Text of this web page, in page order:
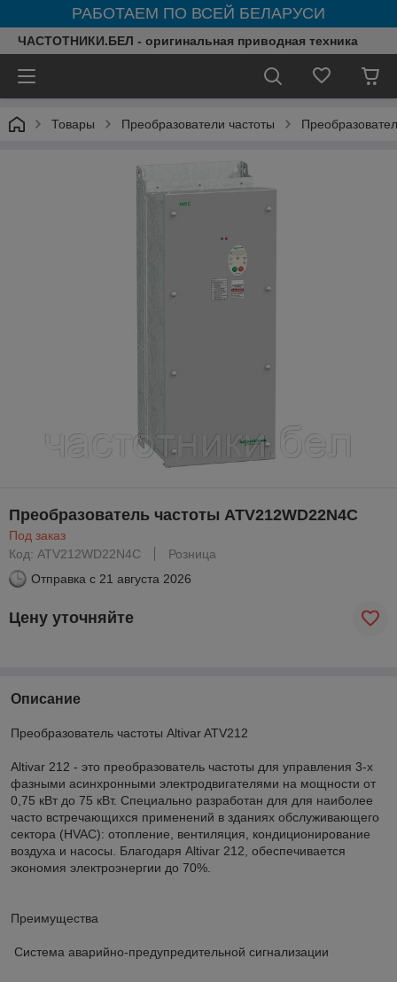
РАБОТАЕМ ПО ВСЕЙ БЕЛАРУСИ
ЧАСТОТНИКИ.БЕЛ - оригинальная приводная техника
Товары Преобразователи частоты
Преобразователь частоты ATV212WD22N4C
Под заказ
Код: ATV212WD22N4C
Розница
Отправка с 21 августа 2026
Цену уточняйте
Описание
Преобразователь частоты Altivar ATV212
Altivar 212 - это преобразователь частоты для управления 3-х
фазными асинхронными электродвигателями на мощности от
0,75 кВт до 75 кВт. Специально разработан для для наиболее
часто встречающихся применений в зданиях обслуживающего
сектора (HVAC): отопление, вентиляция, кондиционирование
воздуха и насосы. Благодаря Altivar 212, обеспечивается
экономия электроэнергии до 70%.
Преимущества
Система аварийно-предупредительной сигнализации